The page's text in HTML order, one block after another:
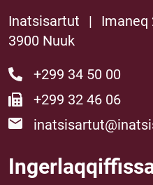
Inatsisartut | Imaneq
3900 Nuuk
+299 34 50 00
+299 32 46 06